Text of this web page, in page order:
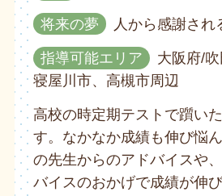
将来の夢 人から感謝され
指導可能エリア
大阪府/吹
寝屋川市、高槻市周辺
高校の時定期テストで躓い
す。なかなか成績も伸び悩
の先生からのアドバイスや
バイスのおかげで成績が伸